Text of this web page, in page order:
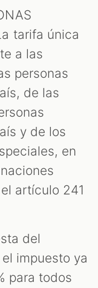
tarifa única
a las
personas
de las
y de los
en
artículo 241
del
impuesto ya
para todos